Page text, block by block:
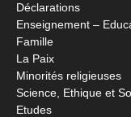
Déclarations
Enseignement –
Famille
La Paix
Minorités religieuses
Science, Ethique et
Etudes